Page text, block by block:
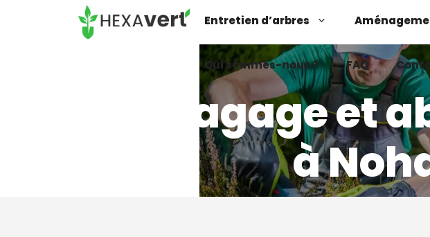
Entretien d’arbres
Qui sommes-nous ? FAQ
Elagage et
à